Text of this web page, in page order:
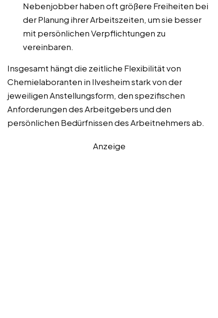
Nebenjobber haben oft größere Freiheiten bei
der Planung ihrer Arbeitszeiten, um sie besser
mit persönlichen Verpflichtungen zu
vereinbaren.
Insgesamt hängt die zeitliche Flexibilität von
Chemielaboranten in Ilvesheim stark von der
jeweiligen Anstellungsform, den spezifischen
Anforderungen des Arbeitgebers und den
persönlichen Bedürfnissen des Arbeitnehmers ab.
Anzeige